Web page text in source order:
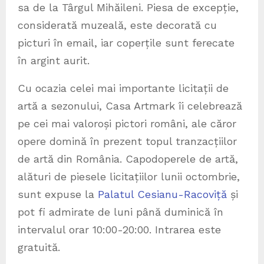
sa de la Târgul Mihăileni. Piesa de excepție,
considerată muzeală, este decorată cu
picturi în email, iar coperțile sunt ferecate
în argint aurit.
Cu ocazia celei mai importante licitații de
artă a sezonului, Casa Artmark îi celebrează
pe cei mai valoroși pictori români, ale căror
opere domină în prezent topul tranzacțiilor
de artă din România. Capodoperele de artă,
alături de piesele licitațiilor lunii octombrie,
sunt expuse la Palatul Cesianu-Racoviță și
pot fi admirate de luni până duminică în
intervalul orar 10:00-20:00. Intrarea este
gratuită.